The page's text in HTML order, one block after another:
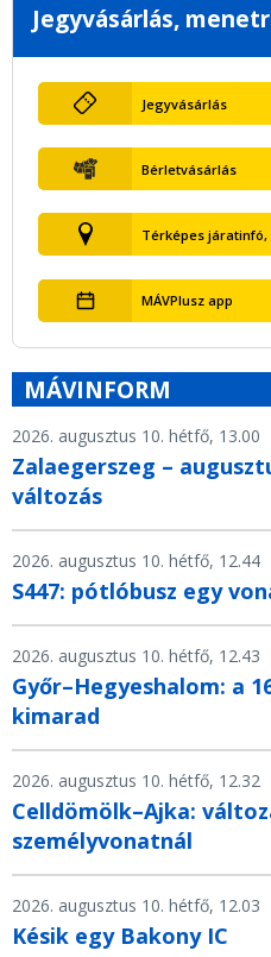
Jegyvásárlás,
Jegyvásárlás
Bérletvásárlás
Térképes
MÁVPlusz app
MÁVINFORM
2026. augusztus 10. hétfő, 13.00
Zalaegerszeg –
változás
2026. augusztus 10. hétfő, 12.44
S447: pótlóbusz egy
2026. augusztus 10. hétfő, 12.43
Győr–Hegyeshalom: a
kimarad
2026. augusztus 10. hétfő, 12.32
Celldömölk–Ajka:
személyvonatnál
2026. augusztus 10. hétfő, 12.03
Késik egy Bakony IC